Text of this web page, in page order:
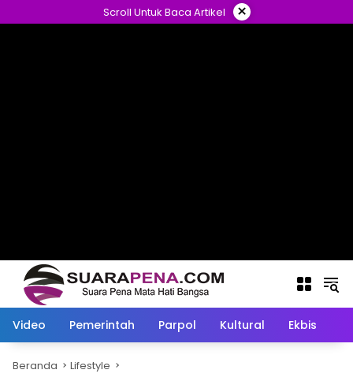
ke
Scroll Untuk Baca Artikel ×
Video Pemerintah Parpol Kultural Ekbis
Beranda Lifestyle